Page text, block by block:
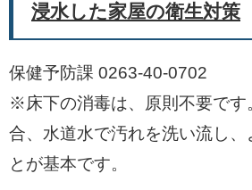
浸水した家屋の衛生対策
保健予防課 0263-40-0702
※床下の消毒は、原則不要です
合、水道水で汚れを洗い流し、
とが基本です。